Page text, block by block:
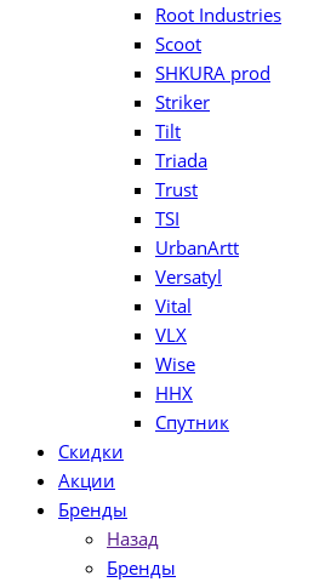
Root Industries
Scoot
SHKURA рrоd
Striker
Tilt
Triada
Trust
TSI
UrbanArtt
Versatyl
Vital
VLX
Wise
ННХ
Спутник
Скидки
Акции
Бренды
Назад
Бренды